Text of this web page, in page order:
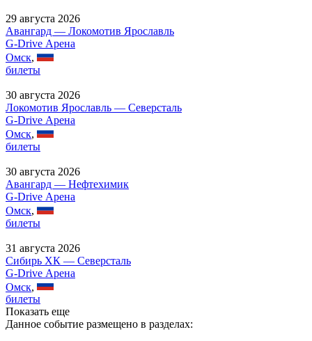
29 августа 2026
Авангард — Локомотив Ярославль
G-Drive Арена
Омск,
билеты
30 августа 2026
Локомотив Ярославль — Северсталь
G-Drive Арена
Омск,
билеты
30 августа 2026
Авангард — Нефтехимик
G-Drive Арена
Омск,
билеты
31 августа 2026
Сибирь ХК — Северсталь
G-Drive Арена
Омск,
билеты
Показать еще
Данное событие размещено в разделах: